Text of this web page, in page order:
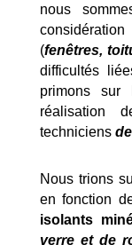
nous
(fenêtres,
difficultés
primons
réalisation
techniciens
Nous trions
en fonction
isolants
verre et de